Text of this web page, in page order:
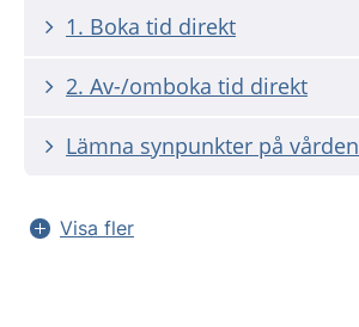
1. Boka tid direkt
2. Av-/omboka tid direkt
Lämna synpunkter på vården
Visa fler